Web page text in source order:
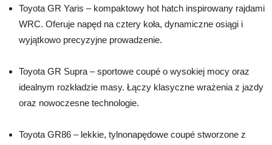
Toyota GR Yaris – kompaktowy hot hatch inspirowany rajdami
WRC. Oferuje napęd na cztery koła, dynamiczne osiągi i
wyjątkowo precyzyjne prowadzenie.
Toyota GR Supra – sportowe coupé o wysokiej mocy oraz
idealnym rozkładzie masy. Łączy klasyczne wrażenia z jazdy
oraz nowoczesne technologie.
Toyota GR86 – lekkie, tylnonapędowe coupé stworzone z